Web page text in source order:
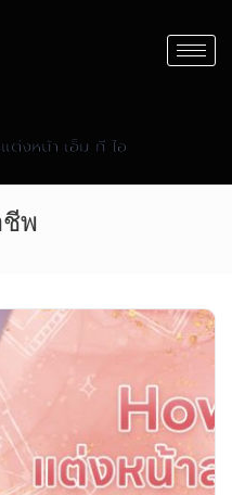
ต่งหน้า เอ็ม ที ไอ
พ